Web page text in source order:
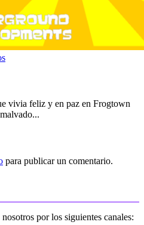
vivia feliz y en paz en Frogtown
para publicar un comentario.
por los siguientes canales: